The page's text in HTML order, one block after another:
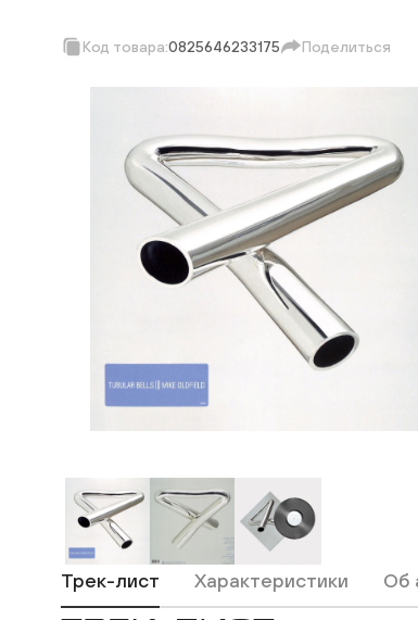
Код товара:0825646233175 Поделиться
Телеграм
Макс
ВКонтакте
Трек-лист Характеристики Об